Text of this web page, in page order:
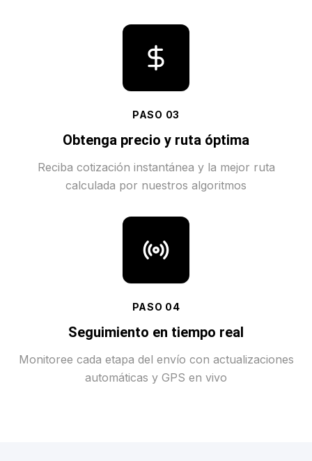
PASO 03
Obtenga precio y ruta óptima
Reciba cotización instantánea y la mejor ruta
calculada por nuestros algoritmos
PASO 04
Seguimiento en tiempo real
Monitoree cada etapa del envío con actualizaciones
automáticas y GPS en vivo